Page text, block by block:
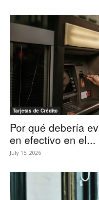
Tarjetas de Crédito
Por qué debería
en efectivo en el...
July 15, 2026